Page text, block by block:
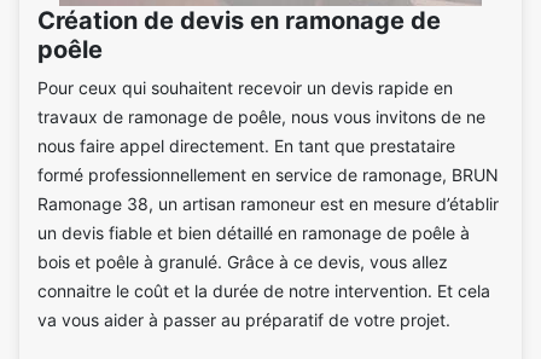
Création de devis en ramonage de
poêle
Pour ceux qui souhaitent recevoir un devis rapide en
travaux de ramonage de poêle, nous vous invitons de ne
nous faire appel directement. En tant que prestataire
formé professionnellement en service de ramonage, BRUN
Ramonage 38, un artisan ramoneur est en mesure d’établir
un devis fiable et bien détaillé en ramonage de poêle à
bois et poêle à granulé. Grâce à ce devis, vous allez
connaitre le coût et la durée de notre intervention. Et cela
va vous aider à passer au préparatif de votre projet.